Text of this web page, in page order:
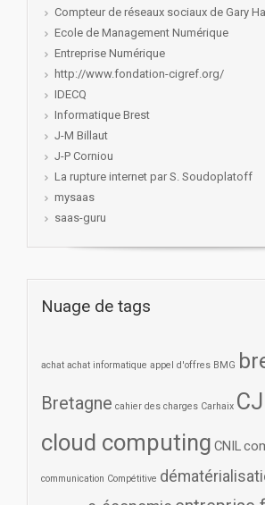
Compteur de réseaux sociaux de Gary
Ecole de Management Numérique
Entreprise Numérique
http://www.fondation-cigref.org/
IDECQ
Informatique Brest
J-M Billaut
J-P Corniou
La rupture internet par S. Soudoplatoff
mysaas
saas-guru
Nuage de tags
achat achat informatique appel d'offres BMG
Bretagne cahier des charges Carhaix
cloud computing CNIL
communication Compétitive